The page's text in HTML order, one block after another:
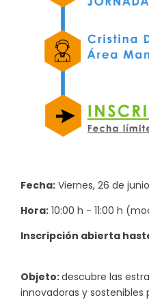
Fecha: Viernes, 26 de
Hora: 10:00 h - 11:00 h
Inscripción abierta
Objeto:descubre las
innovadoras y